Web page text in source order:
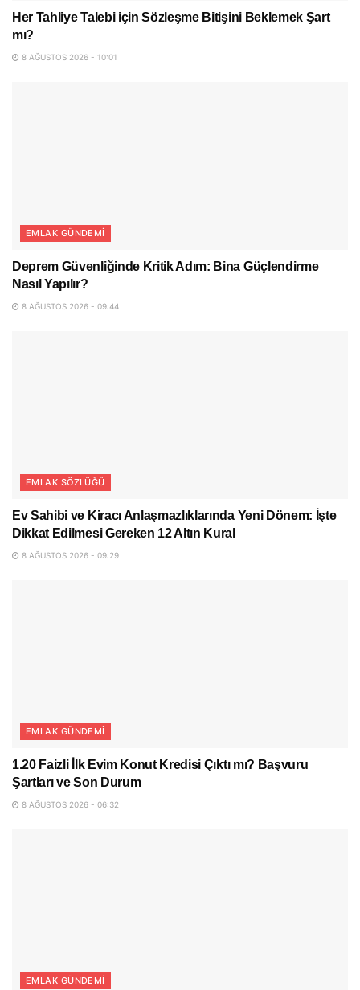
Her Tahliye Talebi için Sözleşme Bitişini Beklemek Şart
mı?
8 AĞUSTOS 2026 - 10:01
EMLAK GÜNDEMI
Deprem Güvenliğinde Kritik Adım: Bina Güçlendirme
Nasıl Yapılır?
8 AĞUSTOS 2026 - 09:44
EMLAK SÖZLÜĞÜ
Ev Sahibi ve Kiracı Anlaşmazlıklarında Yeni Dönem: İşte
Dikkat Edilmesi Gereken 12 Altın Kural
8 AĞUSTOS 2026 - 09:29
EMLAK GÜNDEMI
1.20 Faizli İlk Evim Konut Kredisi Çıktı mı? Başvuru
Şartları ve Son Durum
8 AĞUSTOS 2026 - 06:32
EMLAK GÜNDEMI